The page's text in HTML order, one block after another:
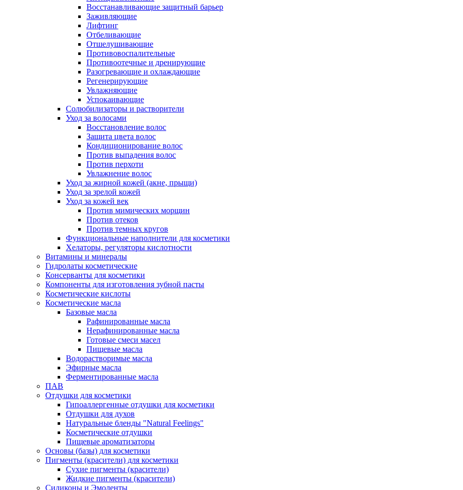
Восстанавливающие защитный барьер
Заживляющие
Лифтинг
Отбеливающие
Отшелушивающие
Противовоспалительные
Противоотечные и дренирующие
Разогревающие и охлаждающие
Регенерирующие
Увлажняющие
Успокаивающие
Солюбилизаторы и растворители
Уход за волосами
Восстановление волос
Защита цвета волос
Кондиционирование волос
Против выпадения волос
Против перхоти
Увлажнение волос
Уход за жирной кожей (акне, прыщи)
Уход за зрелой кожей
Уход за кожей век
Против мимических морщин
Против отеков
Против темных кругов
Функциональные наполнители для косметики
Хелаторы, регуляторы кислотности
Витамины и минералы
Гидролаты косметические
Консерванты для косметики
Компоненты для изготовления зубной пасты
Косметические кислоты
Косметические масла
Базовые масла
Рафинированные масла
Нерафинированные масла
Готовые смеси масел
Пищевые масла
Водорастворимые масла
Эфирные масла
Ферментированные масла
ПАВ
Отдушки для косметики
Гипоаллергенные отдушки для косметики
Отдушки для духов
Натуральные бленды "Natural Feelings"
Косметические отдушки
Пищевые ароматизаторы
Основы (базы) для косметики
Пигменты (красители) для косметики
Сухие пигменты (красители)
Жидкие пигменты (красители)
Силиконы и Эмоленты